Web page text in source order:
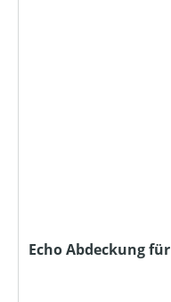
Echo Abdeckung für